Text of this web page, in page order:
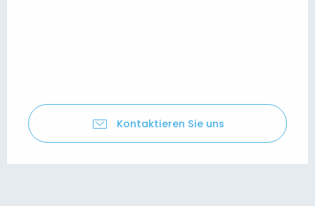
Kontaktieren Sie uns